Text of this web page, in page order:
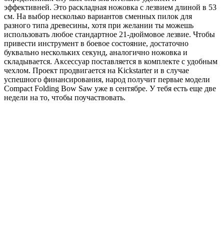
эффективней. Это раскладная ножовка с лезвием длиной в 53
см. На выбор несколько вариантов сменных пилок для
разного типа древесины, хотя при желании ты можешь
использовать любое стандартное 21-дюймовое лезвие. Чтобы
привести инструмент в боевое состояние, достаточно
буквально нескольких секунд, аналогично ножовка и
складывается. Аксессуар поставляется в комплекте с удобным
чехлом. Проект продвигается на Kickstarter и в случае
успешного финансирования, народ получит первые модели
Compact Folding Bow Saw уже в сентябре. У тебя есть еще две
недели на то, чтобы поучаствовать.